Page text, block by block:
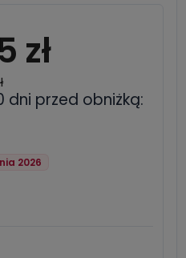
zł
dni przed obniżką:
cena od momentu,
pojawił się w
2026